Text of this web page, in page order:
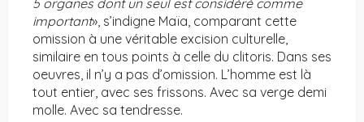
5 organes dont un seul est considéré comme
important», s’indigne Maïa, comparant cette
omission à une véritable excision culturelle,
similaire en tous points à celle du clitoris. Dans ses
oeuvres, il n’y a pas d’omission. L’homme est là
tout entier, avec ses frissons. Avec sa verge demi
molle. Avec sa tendresse.